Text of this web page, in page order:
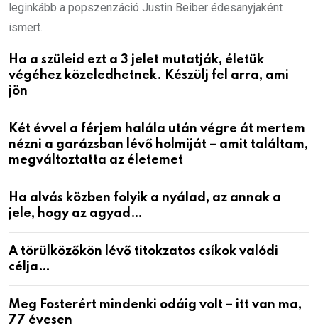
leginkább a popszenzáció Justin Beiber édesanyjaként
ismert.
Ha a szüleid ezt a 3 jelet mutatják, életük
végéhez közeledhetnek. Készülj fel arra, ami
jön
Két évvel a férjem halála után végre át mertem
nézni a garázsban lévő holmiját – amit találtam,
megváltoztatta az életemet
Ha alvás közben folyik a nyálad, az annak a
jele, hogy az agyad…
A törülközőkön lévő titokzatos csíkok valódi
célja…
Meg Fosterért mindenki odáig volt – itt van ma,
77 évesen